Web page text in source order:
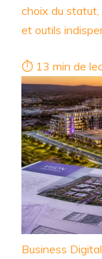
choix du
et outils
⏱ 13 min de
Business Digital